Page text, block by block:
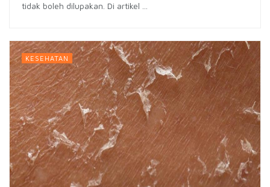
tidak boleh dilupakan. Di artikel ...
KESEHATAN